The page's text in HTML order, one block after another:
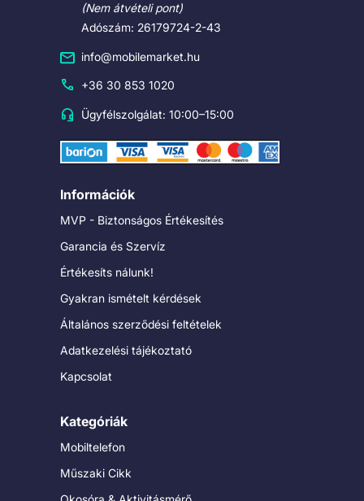
(Nem átvételi pont)
Adószám: 26179724-2-43
info@mobilemarket.hu
+36 30 853 1020
Ügyfélszolgálat: 10:00–15:00
Információk
MVP - Biztonságos Értékesítés
Garancia és Szervíz
Értékesíts nálunk!
Gyakran ismételt kérdések
Általános szerződési feltételek
Adatkezelési tájékoztató
Kapcsolat
Kategóriák
Mobiltelefon
Műszaki Cikk